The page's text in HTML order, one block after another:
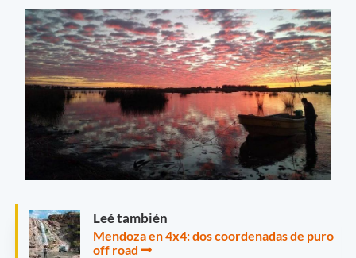
Leé también
Mendoza en 4x4: dos coordenadas de puro
off road